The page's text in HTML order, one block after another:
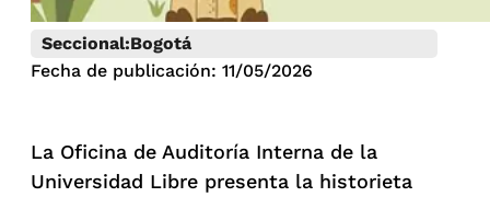
Seccional:Bogotá
Fecha de publicación: 11/05/2026
La Oficina de Auditoría Interna de la
Universidad Libre presenta la historieta